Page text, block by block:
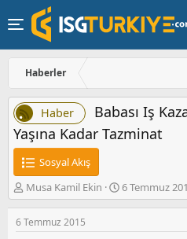
Haberler
Haber
Babası Iş
Yaşına Kadar Tazminat
Sosyal Akış
K
o
u
Musa Kamil Ekin
B
a
l
6 Temmuz
6 Temmuz 2015